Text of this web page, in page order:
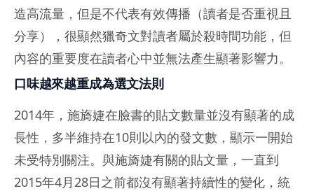
造高流量，但是不代表有效傳播（讀者是否重視且
分享），很顯然獵奇文對讀者屬於殺時間功能，但
內容的重要度在讀者心中並無法產生顯著影響力。
口味越來越重成為選文法則
2014年，施旖婕在臉書的貼文數量並沒有顯著的成
長性，多半維持在10則以內的發文數，顯示一開始
未受特別關注。與施旖婕有關的貼文量，一直到
2015年4月28日之前都沒有顯著持續性的變化，統